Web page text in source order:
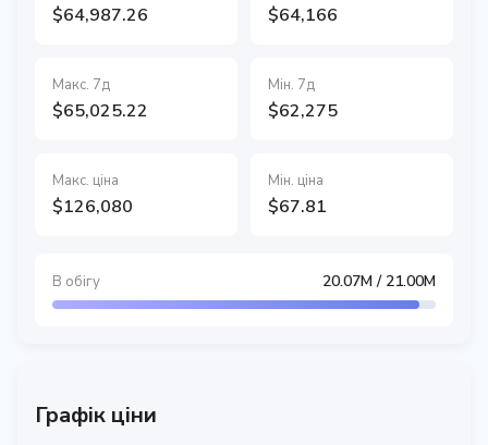
$64,987.26 $64,166
Макс. 7д
$65,025.22
Мін. 7д
$62,275
Макс. ціна
$126,080
Мін. ціна
$67.81
В обігу 20.07M/ 21.00M
Графік ціни